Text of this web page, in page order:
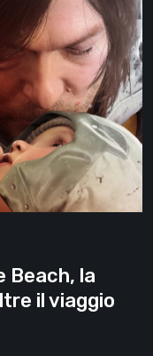
Beach, la
il viaggio